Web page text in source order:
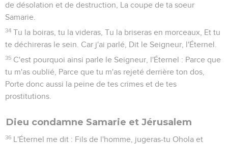
de désolation et de destruction, La coupe de ta soeur
Samarie.
34 Tu la boiras, tu la videras, Tu la briseras en morceaux, Et tu
te déchireras le sein. Car j'ai parlé, Dit le Seigneur, l'Éternel.
35 C'est pourquoi ainsi parle le Seigneur, l'Éternel : Parce que
tu m'as oublié, Parce que tu m'as rejeté derrière ton dos,
Porte donc aussi la peine de tes crimes et de tes
prostitutions.
Dieu condamne Samarie et Jérusalem
36 L'Éternel me dit : Fils de l'homme, jugeras-tu Ohola et